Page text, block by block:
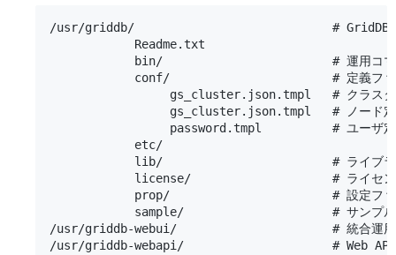
/usr/griddb/                            # GridDBインス
            Readme.txt
bin/                        # 運用コマ
conf/                       # 定義ファ
gs_cluster.json.tmpl   # クラスタ
gs_cluster.json.tmpl   # ノード定
password.tmpl          # ユーザ定
            etc/
lib/                        # ライブラ
license/                    # ライセン
prop/                       # 設定ファ
sample/                     # サンプル
/usr/griddb-webui/                      # 統合運用管理